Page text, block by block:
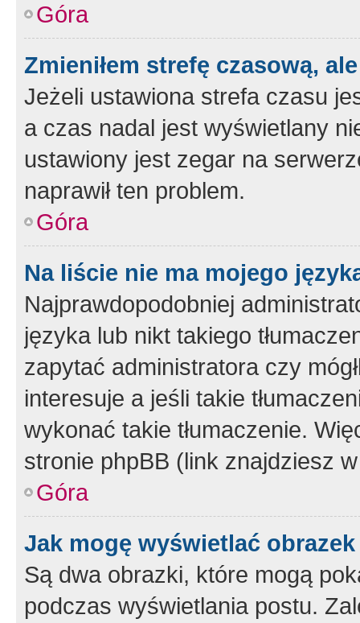
Góra
Zmieniłem strefę czasową,
Jeżeli ustawiona strefa czasu
a czas nadal jest wyświetlany
ustawiony jest zegar na
naprawił ten problem.
Góra
Na liście nie ma mojego
Najprawdopodobniej
języka lub nikt takiego
zapytać administratora czy
interesuje a jeśli takie
wykonać takie tłumaczenie.
stronie phpBB (link znajdziesz
Góra
Jak mogę wyświetlać
Są dwa obrazki, które mogą
podczas wyświetlania postu.